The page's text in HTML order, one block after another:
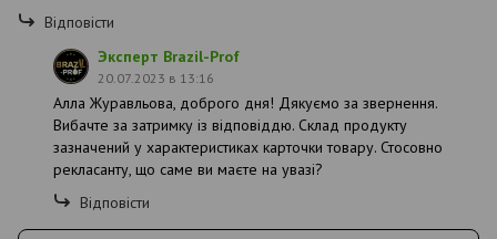
Відповісти
Эксперт Brazil-Prof
20.07.2023 в 13:16
Алла Журавльова, доброго дня! Дякуємо за звернення.
Вибачте за затримку із відповіддю. Склад продукту
зазначений у характеристиках карточки товару. Стосовно
рекласанту, що саме ви маєте на увазі?
Відповісти